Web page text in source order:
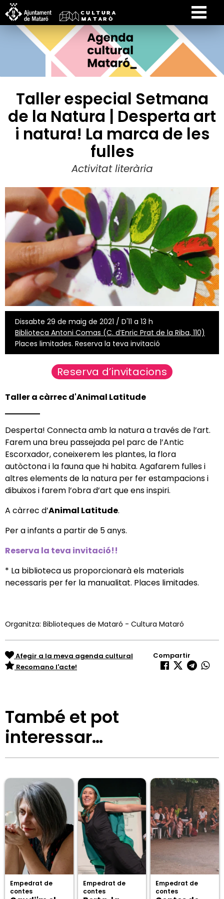
Taller especial Setmana
de la Natura | Desperta art
i natura! La marca de les
fulles
Activitat literària
Dissabte 29 de maig de 2021 / D'11 a 13 h
Biblioteca Antoni Comas (C. d’Enric Prat de la Riba, 110)
Places limitades. Reserva la teva invitació
Reserva d’invitacions
Taller a càrrec d'Animal Latitude
Desperta! Connecta amb la natura a través de l’art.
Farem una breu passejada pel parc de l’Antic
Escorxador, coneixerem les plantes, la flora
autòctona i la fauna que hi habita. Agafarem fulles i
altres elements de la natura per fer estampacions i
dibuixos i farem l’obra d’art que ens inspiri.
A càrrec d’Animal Latitude.
Per a infants a partir de 5 anys.
Reserva la teva invitació!!
* La biblioteca us proporcionarà els materials
necessaris per fer la manualitat. Places limitades.
Organitza: Biblioteques de Mataró - Cultura Mataró
Afegir a la meva agenda cultural
Recomano l'acte!
Compartir
També et pot
interessar…
Empedrat de
contes
Empedrat de
contes
Empedrat de
contes